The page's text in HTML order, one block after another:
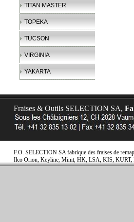
TITAN MASTER
TOPEKA
TUCSON
VIRGINIA
YAKARTA
Fraises & Outils SELECTION SA,
F.O. SELECTION SA fabrique des fraises de
Ilco Orion, Keyline, Minit, HK, LSA, KIS, KURT,